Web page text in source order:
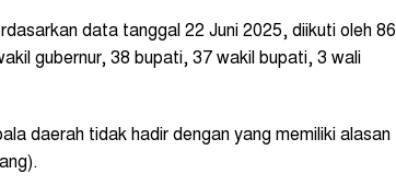
data tanggal 22 Juni 2025, diikuti oleh 86
gubernur, 38 bupati, 37 wakil bupati, 3 wali
daerah tidak hadir dengan yang memiliki alasan